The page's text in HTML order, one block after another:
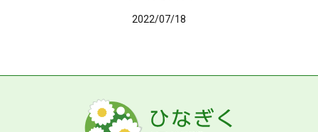
2022/07/18